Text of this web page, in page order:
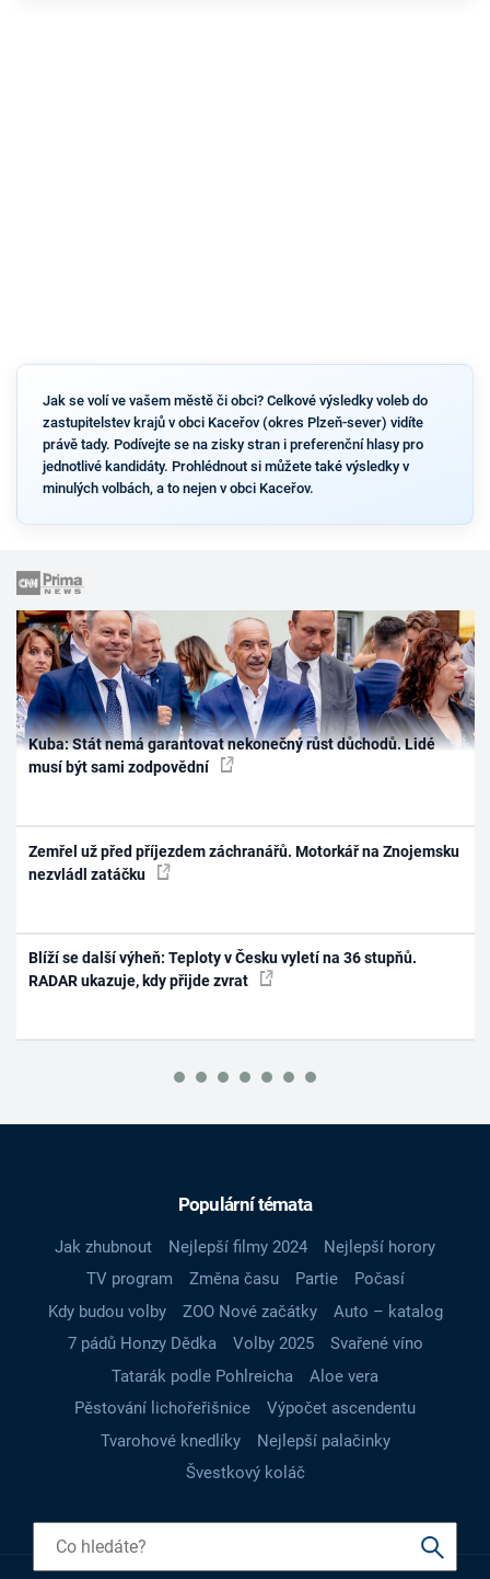
Jak se volí ve vašem městě či obci? Celkové výsledky voleb do
zastupitelstev krajů v obci Kaceřov (okres Plzeň-sever) vidíte
právě tady. Podívejte se na zisky stran i preferenční hlasy pro
jednotlivé kandidáty. Prohlédnout si můžete také výsledky v
minulých volbách, a to nejen v obci Kaceřov.
Kuba: Stát nemá garantovat nekonečný růst důchodů. Lidé
musí být sami zodpovědní
Zemřel už před příjezdem záchranářů. Motorkář na Znojemsku
nezvládl zatáčku
Blíží se další výheň: Teploty v Česku vyletí na 36 stupňů.
RADAR ukazuje, kdy přijde zvrat
Populární témata
Jak zhubnout Nejlepší filmy 2024
Nejlepší horory
TV program
Změna času Partie
Počasí
Kdy budou volby
ZOO Nové začátky
Auto – katalog
7 pádů Honzy Dědka
Volby 2025
Svařené víno
Tatarák podle Pohlreicha
Aloe vera
Pěstování lichořeřišnice
Výpočet ascendentu
Tvarohové knedlíky
Nejlepší palačinky
Švestkový koláč